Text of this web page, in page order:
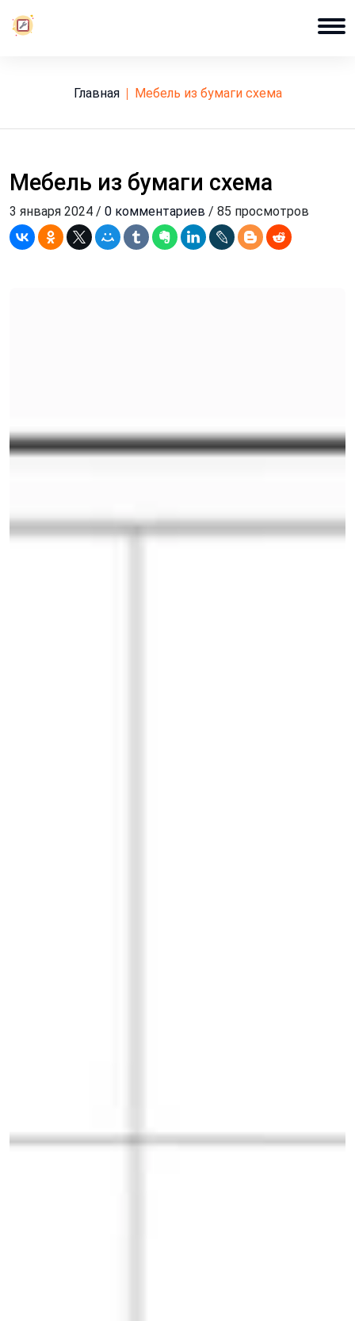
Главная мебель из бумаги схема
Мебель из бумаги схема
3 января 2024 / 0 комментариев / 85 просмотров